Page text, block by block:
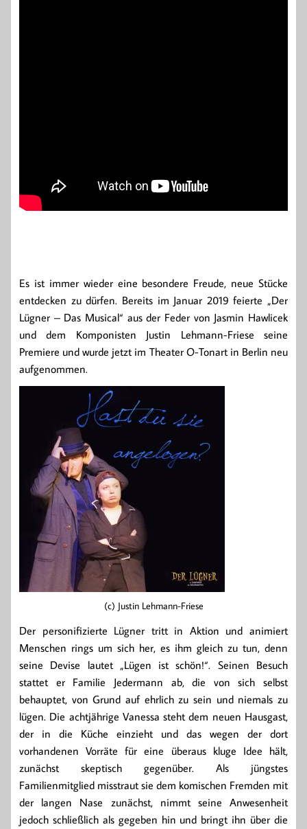
Es ist immer wieder eine besondere Freude, neue Stücke
entdecken zu dürfen. Bereits im Januar 2019 feierte „Der
Lügner – Das Musical“ aus der Feder von Jasmin Hawlicek
und dem Komponisten Justin Lehmann-Friese seine
Premiere und wurde jetzt im Theater O-Tonart in Berlin neu
aufgenommen.
(c) Justin Lehmann-Friese
Der personifizierte Lügner tritt in Aktion und animiert
Menschen rings um sich her, es ihm gleich zu tun, denn
seine Devise lautet „Lügen ist schön!“. Seinen Besuch
stattet er Familie Jedermann ab, die von sich selbst
behauptet, von Grund auf ehrlich zu sein und niemals zu
lügen. Die achtjährige Vanessa steht dem neuen Hausgast,
der in die Küche einzieht und das wegen der dort
vorhandenen Vorräte für eine überaus kluge Idee hält,
zunächst skeptisch gegenüber. Als jüngstes
Familienmitglied misstraut sie dem komischen Fremden mit
der langen Nase zunächst, nimmt seine Anwesenheit
jedoch schließlich als gegeben hin und bringt ihn über die